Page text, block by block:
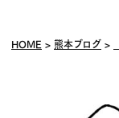
HOME 熊本ブログ